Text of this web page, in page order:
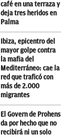
café en una terraza y
deja tres heridos en
Palma
Ibiza, epicentro del
mayor golpe contra
la mafia del
Mediterráneo: cae la
red que traficó con
más de 2.000
migrantes
El Govern de Prohens
da por hecho que no
recibirá ni un solo